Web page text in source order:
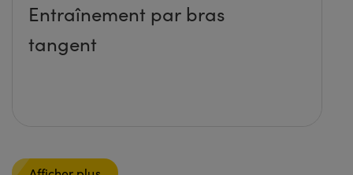
Entraînement par bras
tangent